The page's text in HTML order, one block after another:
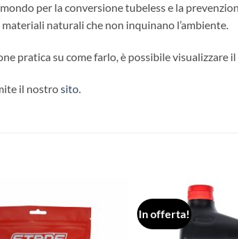
per la conversione tubeless e la
naturali che non inquinano l’ambiente.
pratica su come farlo, è possibile visualizzare
il nostrosito.
In offerta!